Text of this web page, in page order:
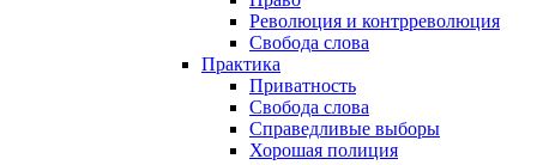
Революция и контрреволюция
Свобода слова
Практика
Приватность
Свобода слова
Справедливые выборы
Хорошая полиция